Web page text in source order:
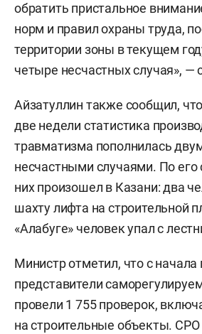
обратить пристальное
норм и правил охраны труда,
территории зоны в текущем
четыре несчастных случая», —
Айзатуллин также сообщил,
две недели статистика
травматизма пополнилась
несчастными случаями. По его
них произошел в Казани: два
шахту лифта на строительной
«Алабуге» человек упал с
Министр отметил, что с начала
представители
провели 1 755 проверок,
на строительные объекты.